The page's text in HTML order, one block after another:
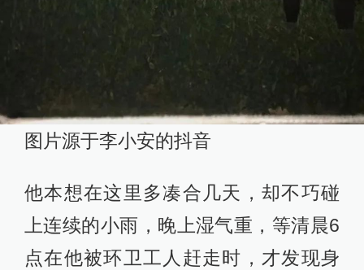
图片源于李小安的抖音
他本想在这里多凑合几天，却不巧碰
上连续的小雨，晚上湿气重，等清晨6
点在他被环卫工人赶走时，才发现身